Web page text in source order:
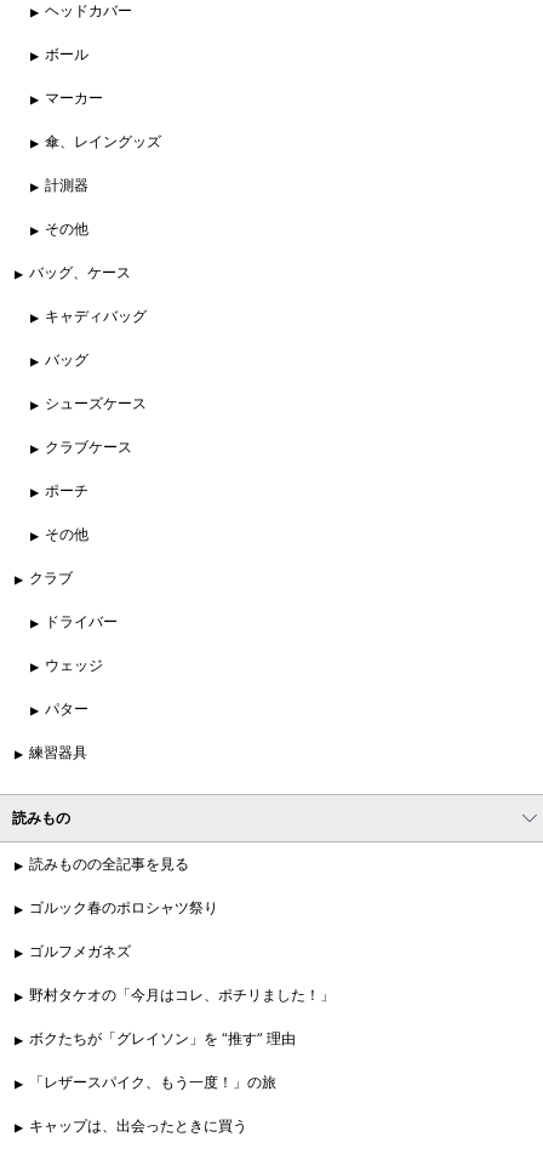
ヘッドカバー
ボール
マーカー
傘、レイングッズ
計測器
その他
バッグ、ケース
キャディバッグ
バッグ
シューズケース
クラブケース
ポーチ
その他
クラブ
ドライバー
ウェッジ
パター
練習器具
読みもの
読みものの全記事を見る
ゴルック春のポロシャツ祭り
ゴルフメガネズ
野村タケオの「今月はコレ、ポチリました！」
ボクたちが「グレイソン」を “推す” 理由
「レザースパイク、もう一度！」の旅
キャップは、出会ったときに買う